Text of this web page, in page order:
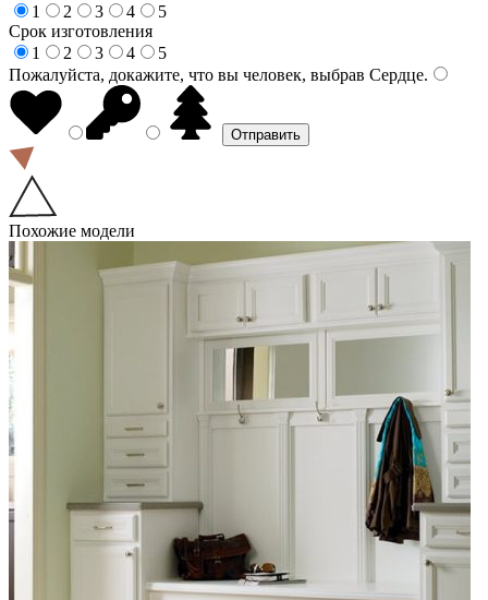
1
2 3 4
5
Срок изготовления
1
2 3 4
5
Пожалуйста, докажите, что вы человек, выбрав Сердце.
Похожие модели